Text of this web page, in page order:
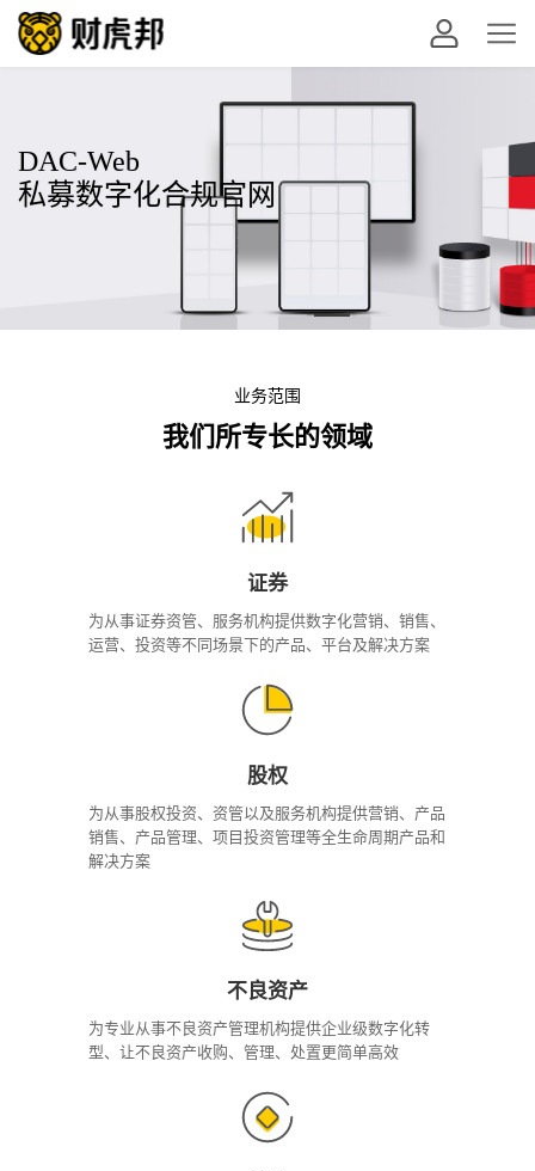
DMS
数字化不良资产处置管理系统
Fund-OP
私募基金运营平台
DAC-Web
私募数字化合规官网
DMS
数字化不良资产处置管理系统
Fund-OP
私募基金运营平台
业务范围
我们所专长的领域
证券
为从事证券资管、服务机构提供数字化营销、销售、
运营、投资等不同场景下的产品、平台及解决方案
股权
为从事股权投资、资管以及服务机构提供营销、产品
销售、产品管理、项目投资管理等全生命周期产品和
解决方案
不良资产
为专业从事不良资产管理机构提供企业级数字化转
型、让不良资产收购、管理、处置更简单高效